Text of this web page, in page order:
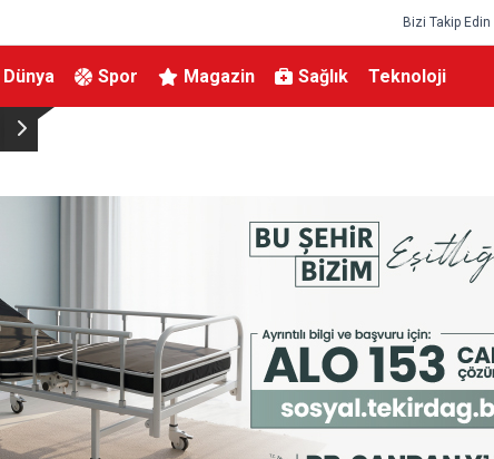
Bizi Takip Edin
Dünya Spor Magazin Sağlık Teknoloji
Bakanı Arakçi: “Hürmüz konusunda Umman’la anlaşmaya